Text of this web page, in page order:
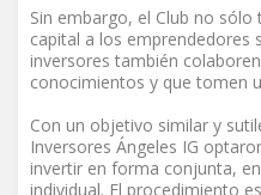
Sin embargo, el Club no
capital a los emprendedores
inversores también
conocimientos y que tomen
Con un objetivo similar y
Inversores Ángeles IG
invertir en forma conjunta,
individual. El procedimiento